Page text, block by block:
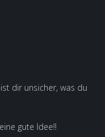
dir unsicher, was du
gute Idee!!